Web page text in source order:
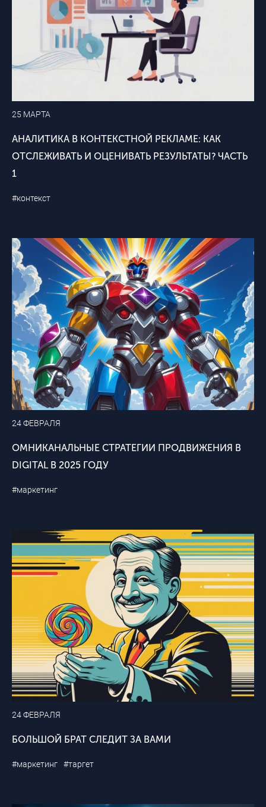
25 МАРТА
АНАЛИТИКА В КОНТЕКСТНОЙ РЕКЛАМЕ: КАК
ОТСЛЕЖИВАТЬ И ОЦЕНИВАТЬ РЕЗУЛЬТАТЫ? ЧАСТЬ
1
#контекст
24 ФЕВРАЛЯ
ОМНИКАНАЛЬНЫЕ СТРАТЕГИИ ПРОДВИЖЕНИЯ В
DIGITAL В 2025 ГОДУ
#маркетинг
24 ФЕВРАЛЯ
БОЛЬШОЙ БРАТ СЛЕДИТ ЗА ВАМИ
#маркетинг #таргет